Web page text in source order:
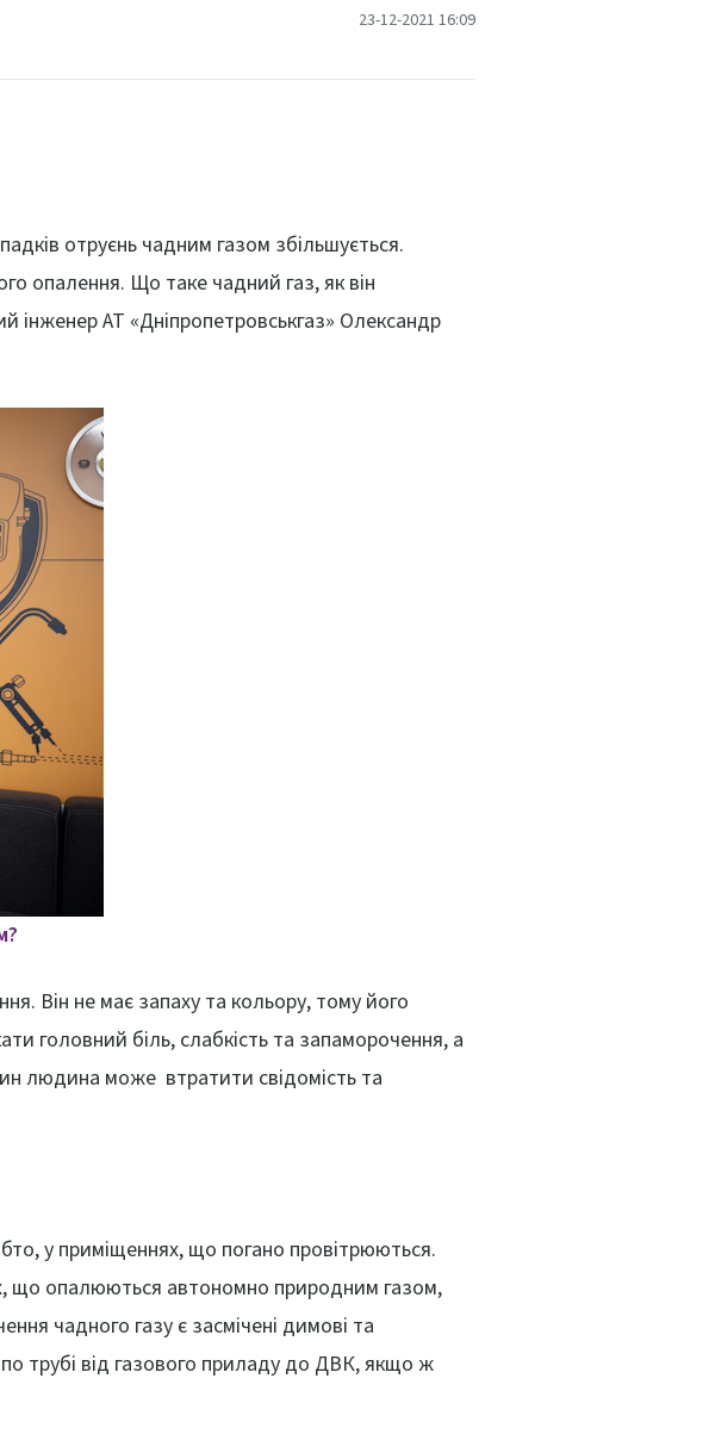
23-12-2021 16:09
отруєнь чадним газом збільшується.
опалення. Що таке чадний газ, як він
інженер АТ «Дніпропетровськгаз» Олександр
Він не має запаху та кольору, тому його
головний біль, слабкість та запаморочення, а
людина може втратити свідомість та
у приміщеннях, що погано провітрюються.
що опалюються автономно природним газом,
чадного газу є засмічені димові та
трубі від газового приладу до ДВК, якщо ж